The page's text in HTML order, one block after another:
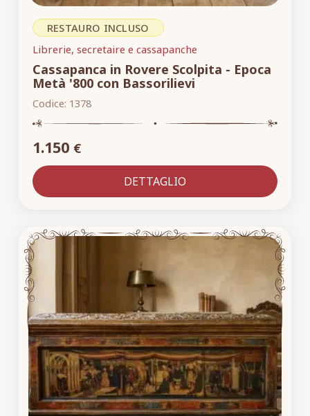
RESTAURO INCLUSO
Librerie, secretaire e cassapanche
Cassapanca in Rovere Scolpita - Epoca
Metà '800 con Bassorilievi
Codice: 1378
1.150 €
DETTAGLIO